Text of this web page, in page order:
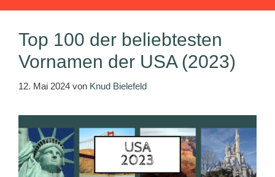
Top 100 der beliebtesten
Vornamen der USA (2023)
12. Mai 2024 von Knud Bielefeld